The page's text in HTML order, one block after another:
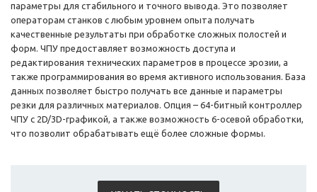
параметры для стабильного и точного вывода. Это позволяет
операторам станков с любым уровнем опыта получать
качественные результаты при обработке сложных полостей и
форм. ЧПУ предоставляет возможность доступа и
редактирования технических параметров в процессе эрозии, а
также программирования во время активного использования. База
данных позволяет быстро получать все данные и параметры
резки для различных материалов. Опция – 64-битный контроллер
ЧПУ с 2D/3D-графикой, а также возможность 6-осевой обработки,
что позволит обрабатывать ещё более сложные формы.